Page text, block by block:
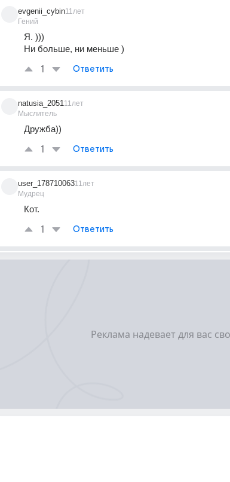
evgenii_cybin
Гений
11лет
Я. )))
Ни больше, ни меньше )
1 Ответить
natusia_2051
Мыслитель
11лет
Дружба))
1 Ответить
user_178710063
Мудрец
11лет
Кот.
1 Ответить